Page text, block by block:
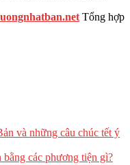
Tổng hợp
và những câu chúc tết ý
các phương tiện gì?